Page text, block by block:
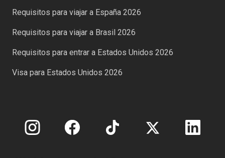
Requisitos para viajar a España 2026
Requisitos para viajar a Brasil 2026
Requisitos para entrar a Estados Unidos 2026
Visa para Estados Unidos 2026